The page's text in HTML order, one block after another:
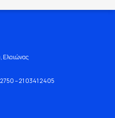
Ελαιώνας
–21 0341 2405